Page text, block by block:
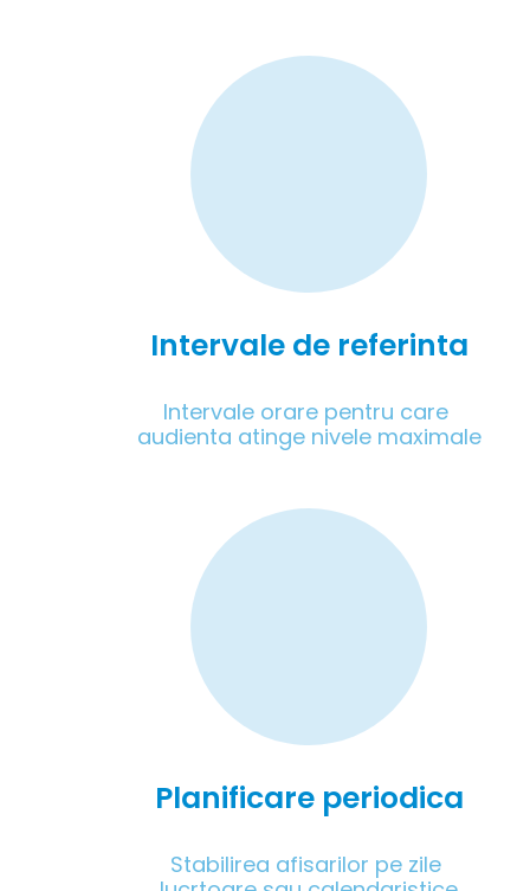
Intervale de referinta
Intervale orare pentru care
audienta atinge nivele maximale
Planificare periodica
Stabilirea afisarilor pe zile